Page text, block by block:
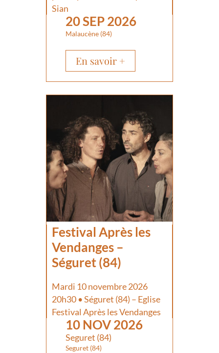
Sian
20 SEP 2026
Malaucène (84)
En savoir +
Festival Après les
Vendanges –
Séguret (84)
Mardi 10 novembre 2026
20h30 • Séguret (84) – Eglise
Festival Après les Vendanges
10 NOV 2026
Seguret (84)
Seguret (84)